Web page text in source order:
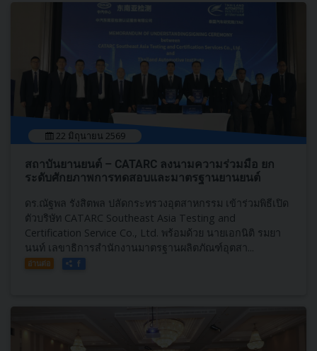
22 มิถุนายน 2569
สถาบันยานยนต์ – CATARC ลงนามความร่วมมือ ยก
ระดับศักยภาพการทดสอบและมาตรฐานยานยนต์
ดร.ณัฐพล รังสิตพล ปลัดกระทรวงอุตสาหกรรม เข้าร่วมพิธีเปิด
ตัวบริษัท CATARC Southeast Asia Testing and
Certification Service Co., Ltd. พร้อมด้วย นายเอกนิติ รมยา
นนท์ เลขาธิการสำนักงานมาตรฐานผลิตภัณฑ์อุตสา...
อ่านต่อ